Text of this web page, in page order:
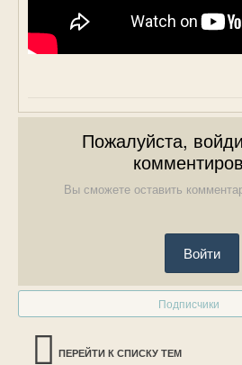
Пожалуйста,
Вы сможете оставить
Войти
Подписчики
ПЕРЕЙТИ К СПИСКУ ТЕМ